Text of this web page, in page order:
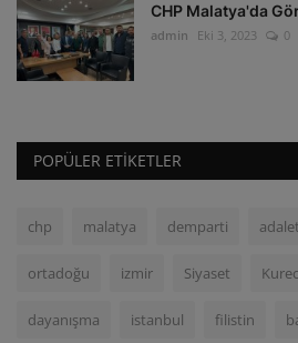
CHP Malatya'da
admin Eki 3, 2023 0
POPÜLER ETIKETLER
chp malatya demparti adalet
ortadoğu izmir Siyaset
dayanışma istanbul filistin